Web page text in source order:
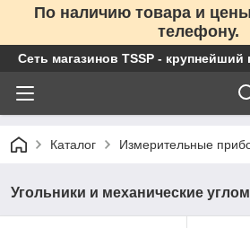
По наличию товара и
телефону.
Сеть магазинов TSSP -
Каталог Измерительные
Угольники и механические